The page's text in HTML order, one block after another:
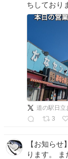
ちしており
道の駅日立
3
【お知ら
ります。